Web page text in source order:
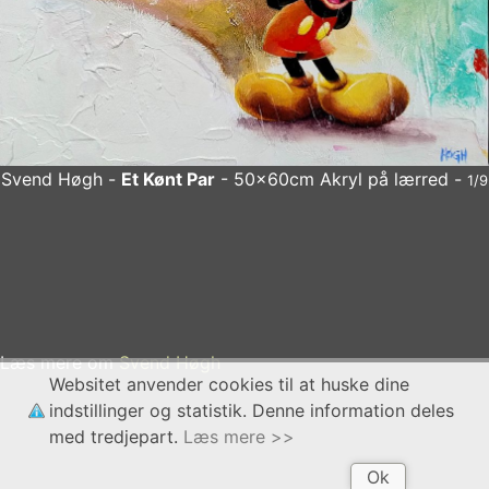
Svend Høgh - Et Kønt Par - 50x60cm Akryl på lærred - 1/9
Læs mere omSvend Høgh
Ok
Websitet anvender cookies til at huske dine
indstillinger og statistik. Denne information deles
med tredjepart. Læs mere >>